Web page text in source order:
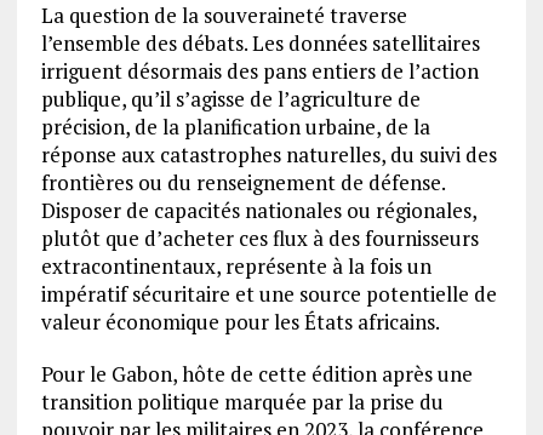
La question de la souveraineté traverse
l’ensemble des débats. Les données satellitaires
irriguent désormais des pans entiers de l’action
publique, qu’il s’agisse de l’agriculture de
précision, de la planification urbaine, de la
réponse aux catastrophes naturelles, du suivi des
frontières ou du renseignement de défense.
Disposer de capacités nationales ou régionales,
plutôt que d’acheter ces flux à des fournisseurs
extracontinentaux, représente à la fois un
impératif sécuritaire et une source potentielle de
valeur économique pour les États africains.
Pour le Gabon, hôte de cette édition après une
transition politique marquée par la prise du